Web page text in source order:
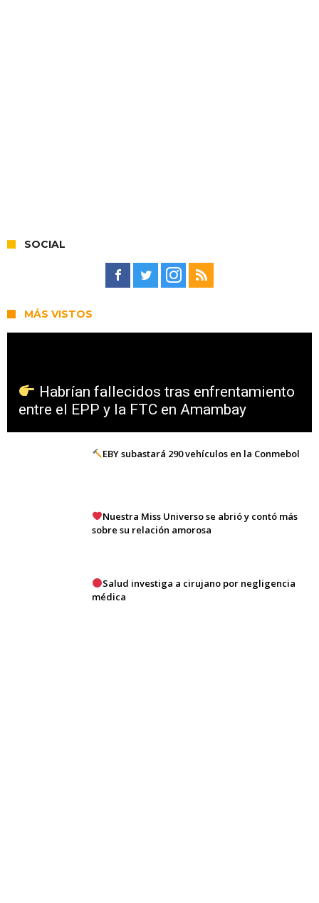
SOCIAL
MÁS VISTOS
Habrían fallecidos tras enfrentamiento
entre el EPP y la FTC en Amambay
EBY subastará 290 vehículos en la Conmebol
Nuestra Miss Universo se abrió y contó más
sobre su relación amorosa
Salud investiga a cirujano por negligencia
médica